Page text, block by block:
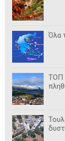
Όλα
ΤΟΠ